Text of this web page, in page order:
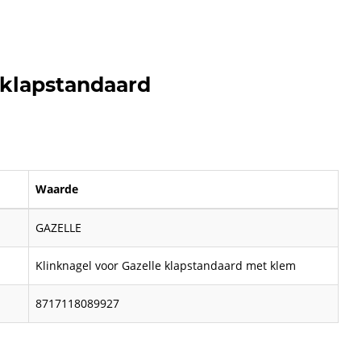
Waarde
GAZELLE
Klinknagel voor Gazelle klapstandaard met klem
8717118089927